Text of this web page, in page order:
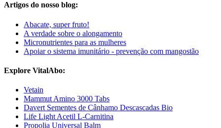
Artigos do nosso blog:
Abacate, super fruto!
A verdade sobre o alongamento
Micronutrientes para as mulheres
Apoiar o sistema imunitário - prevenção com mangostão
Explore VitalAbo:
Vetain
Mammut Amino 3000 Tabs
Davert Sementes de Cânhamo Descascadas Bio
Life Light Acetil L-Carnitina
Propolia Universal Balm